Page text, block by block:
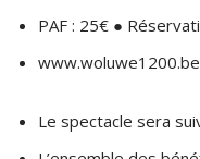
PAF : 25€ ●
www.woluwe1200.be
Le spectacle sera